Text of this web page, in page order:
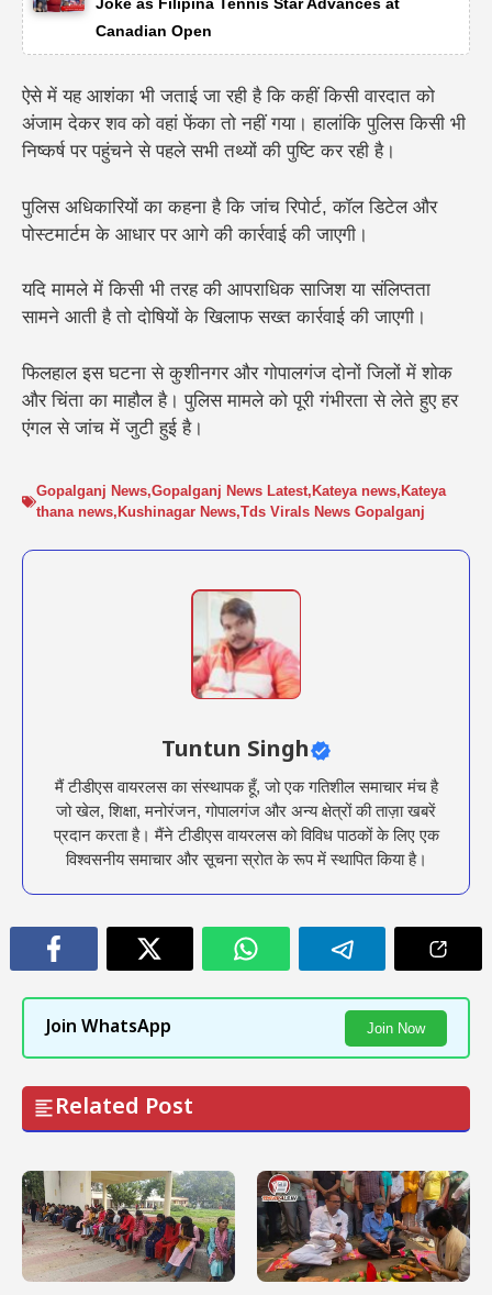
Canadian Open
ऐसे में यह आशंका भी जताई जा रही है कि कहीं किसी वारदात को
अंजाम देकर शव को वहां फेंका तो नहीं गया। हालांकि पुलिस किसी भी
निष्कर्ष पर पहुंचने से पहले सभी तथ्यों की पुष्टि कर रही है।
पुलिस अधिकारियों का कहना है कि जांच रिपोर्ट, कॉल डिटेल और
पोस्टमार्टम के आधार पर आगे की कार्रवाई की जाएगी।
यदि मामले में किसी भी तरह की आपराधिक साजिश या संलिप्तता
सामने आती है तो दोषियों के खिलाफ सख्त कार्रवाई की जाएगी।
फिलहाल इस घटना से कुशीनगर और गोपालगंज दोनों जिलों में शोक
और चिंता का माहौल है। पुलिस मामले को पूरी गंभीरता से लेते हुए हर
एंगल से जांच में जुटी हुई है।
Gopalganj News,Gopalganj News Latest, Kateya news, Kateya
thana news, Kushinagar News,Tds Virals News Gopalganj
Tuntun Singh
मैं टीडीएस वायरलस का संस्थापक हूँ, जो एक गतिशील समाचार मंच है
जो खेल, शिक्षा, मनोरंजन, गोपालगंज और अन्य क्षेत्रों की ताज़ा खबरें
प्रदान करता है। मैंने टीडीएस वायरलस को विविध पाठकों के लिए एक
विश्वसनीय समाचार और सूचना स्रोत के रूप में स्थापित किया है।
Join WhatsApp Join Now
Related Post